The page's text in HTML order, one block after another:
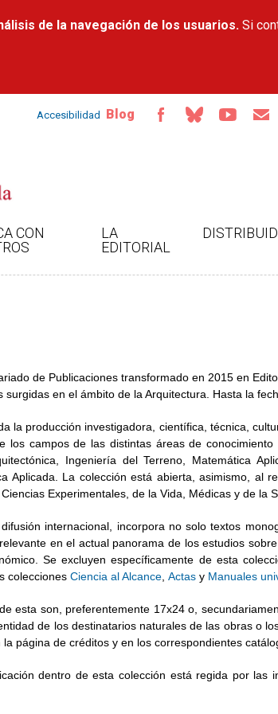
contenido
de la navegación de los usuarios. Si
Accesibilidad Blog
CON
LA
EDITORIAL
de Publicaciones transformado en 2015 en
en el ámbito de la Arquitectura. Hasta la
la producción investigadora, científica, técnica,
campos de las distintas áreas de
Ingeniería del Terreno, Matemática
Aplicada. La colección está abierta, asimismo, al
Experimentales, de la Vida, Médicas y de la
internacional, incorpora no solo textos
en el actual panorama de los estudios
Se excluyen específicamente de esta
colecciones Ciencia al Alcance Actas y Manuales
esta son, preferentemente 17x24 o,
de los destinatarios naturales de las obras o
página de créditos y en los correspondientes
dentro de esta colección está regida por